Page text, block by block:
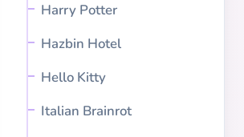
Harry Potter
Hazbin Hotel
Hello Kitty
Italian Brainrot